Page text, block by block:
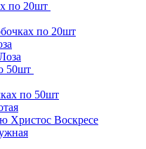
по 20шт
по 20шт
50шт
по 50шт
Христос Воскресе